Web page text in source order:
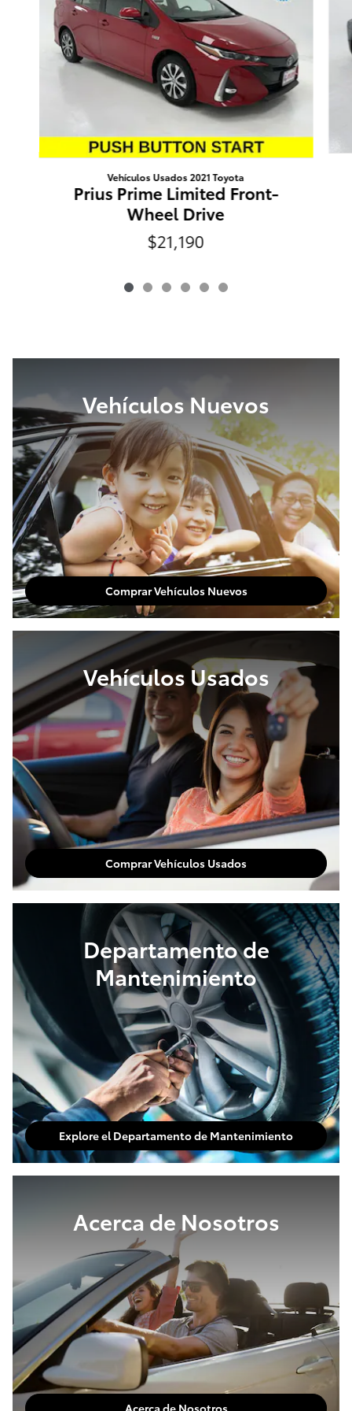
Vehículos Usados 2021 Toyota
Prius Prime Limited Front-
Wheel Drive
$21,190
Vehículos Nuevos
Comprar Vehículos Nuevos
Vehículos Usados
Comprar Vehículos Usados
Departamento de
Mantenimiento
Explore el Departamento de Mantenimiento
Acerca de Nosotros
Acerca de Nosotros